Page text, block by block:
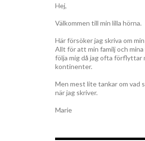
Hej,
Välkommen till min lilla hörna.
Här försöker jag skriva om
Allt för att min familj och mina
följa mig då jag ofta förflyttar
kontinenter.
Men mest lite tankar om vad
när jag skriver.
Marie